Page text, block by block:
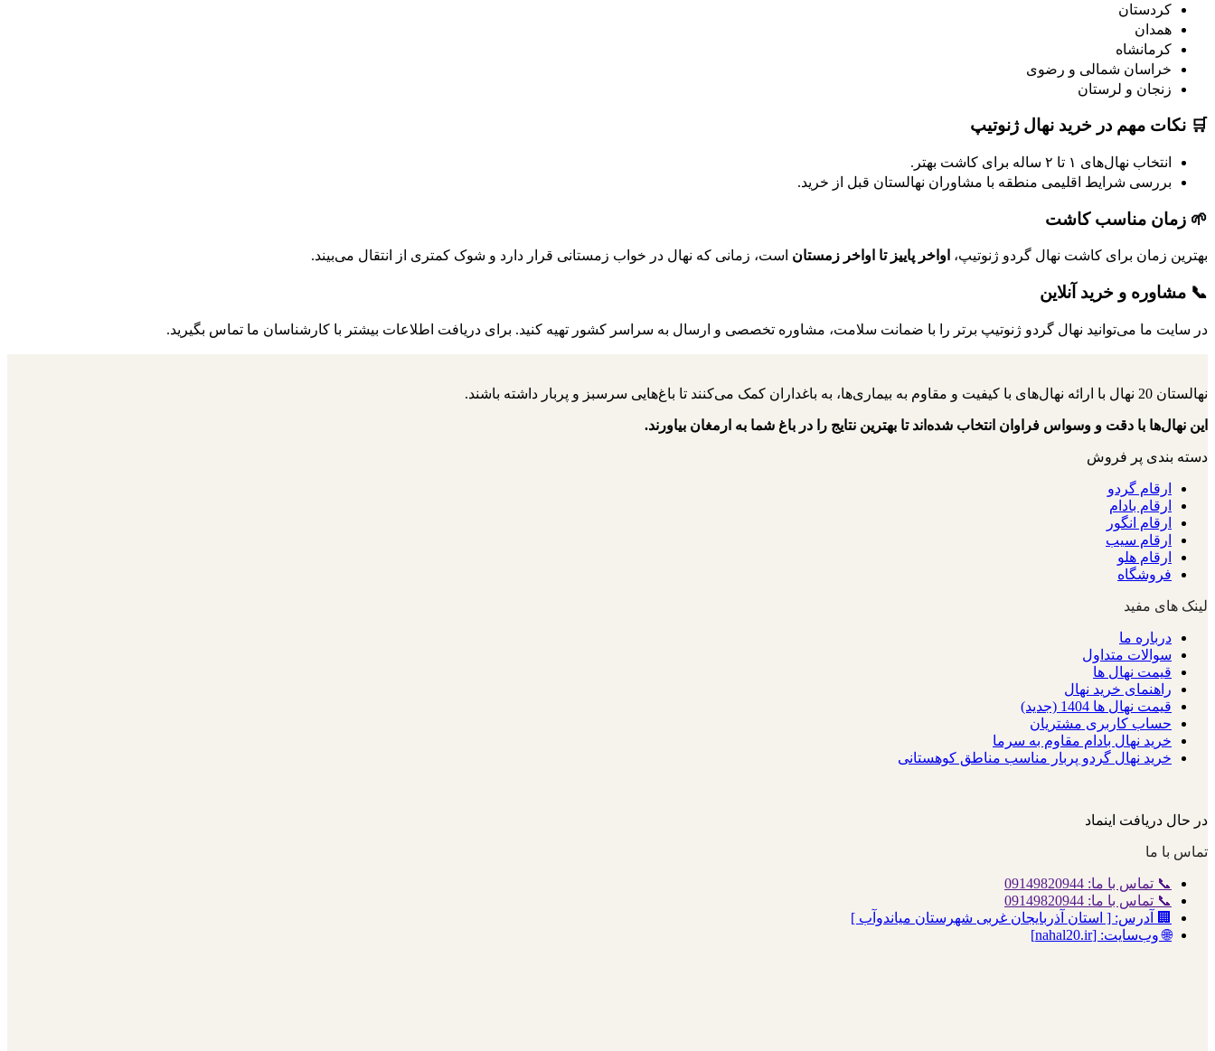
کردستان
همدان
کرمانشاه
خراسان شمالی و رضوی
زنجان و لرستان
🛒 نکات مهم در خرید نهال ژنوتیپ
انتخاب نهال‌های ۱ تا ۲ ساله برای کاشت بهتر.
بررسی شرایط اقلیمی منطقه با مشاوران نهالستان قبل از خرید.
🌱 زمان مناسب کاشت
بهترین زمان برای کاشت نهال گردو ژنوتیپ، اواخر پاییز تا اواخر زمستان است، زمانی که نهال در خواب زمستانی قرار دارد و شوک کمتری از انتقال می‌بیند.
📞 مشاوره و خرید آنلاین
در سایت ما می‌توانید نهال گردو ژنوتیپ برتر را با ضمانت سلامت، مشاوره تخصصی و ارسال به سراسر کشور تهیه کنید. برای دریافت اطلاعات بیشتر با کارشناسان ما تماس بگیرید.
نهالستان 20 نهال با ارائه نهال‌های با کیفیت و مقاوم به بیماری‌ها، به باغداران کمک می‌کنند تا باغ‌هایی سرسبز و پربار داشته باشند.
این نهال‌ها با دقت و وسواس فراوان انتخاب شده‌اند تا بهترین نتایج را در باغ شما به ارمغان بیاورند.
دسته بندی پر فروش
ارقام گردو
ارقام بادام
ارقام انگور
ارقام سیب
ارقام هلو
فروشگاه
لینک های مفید
درباره ما
سوالات متداول
قیمت نهال ها
راهنمای خرید نهال
قیمت نهال ها 1404 (جدید)
حساب کاربری مشتریان
خرید نهال بادام مقاوم به سرما
خرید نهال گردو پربار مناسب مناطق کوهستانی
در حال دریافت اینماد
تماس با ما
📞 تماس با ما: 09149820944
📞 تماس با ما: 09149820944
🏢 آدرس: [ استان آذربایجان غربی شهرستان میاندوآب ]
🌐 وب‌سایت: [nahal20.ir]